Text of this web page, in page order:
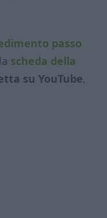
passo
scheda della
su YouTube,